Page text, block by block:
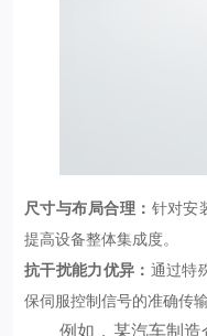
尺寸与布局合理： 针对安
提高设备整体集成度。
抗干扰能力优异： 通过特
保伺服控制信号的准确传输
例如，某汽车制